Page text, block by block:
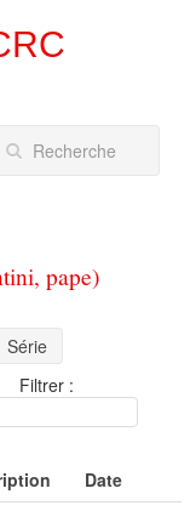
pape)
Série
Filtrer :
Date